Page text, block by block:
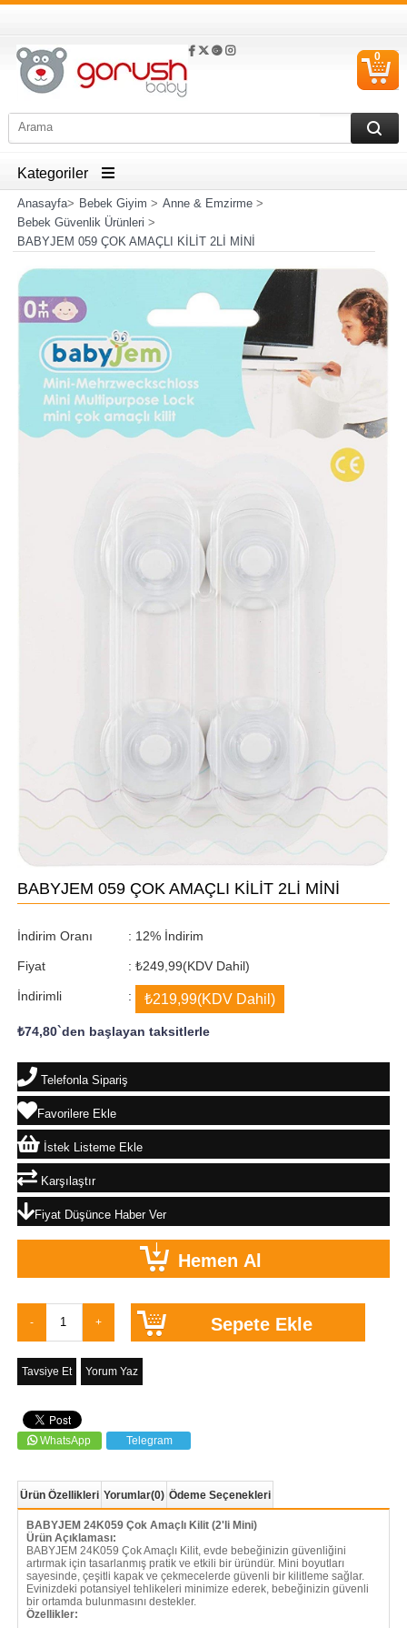
0
Kategoriler
Anasayfa> Bebek Giyim > Anne & Emzirme>
Bebek Güvenlik Ürünleri >
BABYJEM 059 ÇOK AMAÇLI KİLİT 2Lİ MİNİ
BABYJEM 059 ÇOK AMAÇLI KİLİT 2Lİ MİNİ
İndirim Oranı : %
12 İndirim
Fiyat : ₺249,99(KDV Dahil)
İndirimli : ₺219,99(KDV Dahil)
₺74,80`den başlayan taksitlerle
Telefonla Sipariş
Favorilere Ekle
İstek Listeme Ekle
Karşılaştır
Fiyat Düşünce Haber Ver
Tavsiye Et Yorum Yaz
WhatsApp Telegram
Ürün Özellikleri Yorumlar(0) Ödeme Seçenekleri
BABYJEM 24K059 Çok Amaçlı Kilit (2'li Mini)
Ürün Açıklaması:
BABYJEM 24K059 Çok Amaçlı Kilit, evde bebeğinizin güvenliğini
artırmak için tasarlanmış pratik ve etkili bir üründür. Mini boyutları
sayesinde, çeşitli kapak ve çekmecelerde güvenli bir kilitleme sağlar.
Evinizdeki potansiyel tehlikeleri minimize ederek, bebeğinizin güvenli
bir ortamda bulunmasını destekler.
Özellikler: